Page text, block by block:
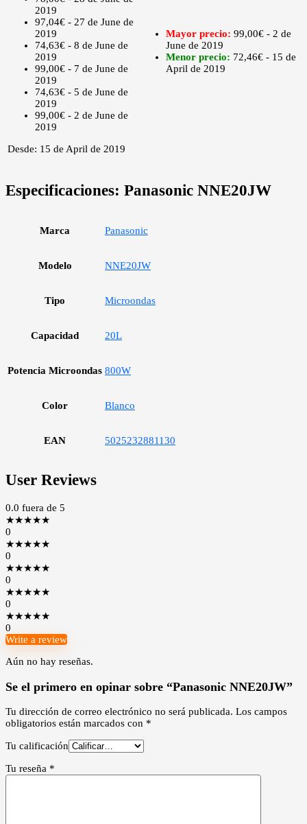
2019
97,04€ - 27 de June de
2019
74,63€ - 8 de June de
2019
99,00€ - 7 de June de
2019
74,63€ - 5 de June de
2019
99,00€ - 2 de June de
2019
Desde: 15 de April de 2019
Mayor precio: 99,00€ - 2 de
June de 2019
Menor precio: 72,46€ - 15 de
April de 2019
Especificaciones: Panasonic NNE20JW
Marca Panasonic
Modelo NNE20JW
Tipo Microondas
Capacidad 20L
Potencia Microondas 800W
Color Blanco
EAN 5025232881130
User Reviews
0.0 fuera de 5
★★★★★
0
★★★★★
0
★★★★★
0
★★★★★
0
★★★★★
0
Write a review
Aún no hay reseñas.
Se el primero en opinar sobre “Panasonic NNE20JW”
Tu dirección de correo electrónico no será publicada. Los campos
obligatorios están marcados con *
Tu calificación
Tu reseña *